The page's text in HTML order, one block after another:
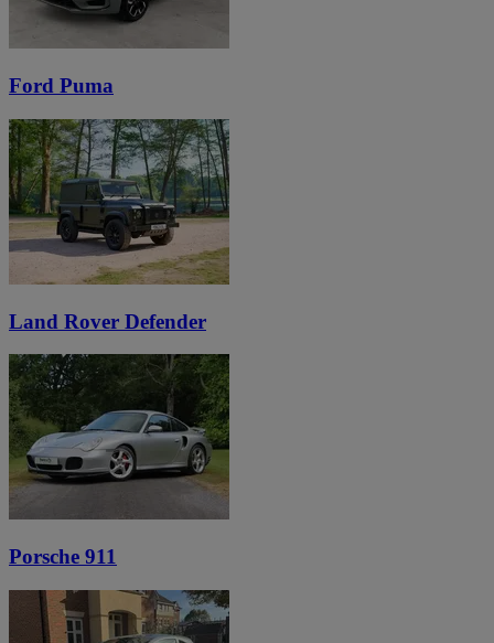
Ford Puma
Land Rover Defender
Porsche 911